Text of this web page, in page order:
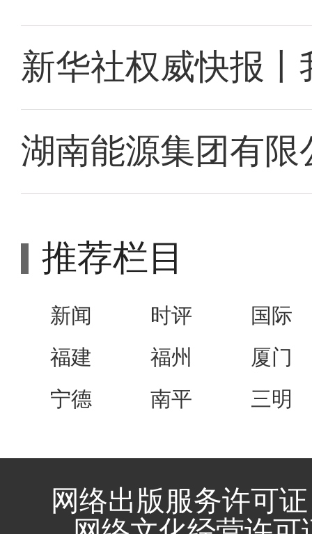
新华社权威快报
湖南能源集团有
推荐栏目
新闻 时评
国际
福建
福州
厦门
宁德
南平 三明
网络出版服务许可